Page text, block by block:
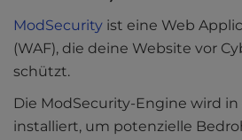
ModSecurity ist eine Web
(WAF), die deine Website vor
schützt.
Die ModSecurity-Engine wird
installiert, um potenzielle